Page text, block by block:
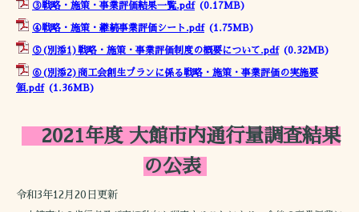
③戦略・施策・事業評価結果一覧.pdf(0.17MB)
④戦略・施策・継続事業評価シート.pdf(1.75MB)
⑤(別添1)戦略・施策・事業評価制度の概要について.pdf(0.32MB)
⑥(別添2)商工会創生プランに係る戦略・施策・事業評価の実施要
領.pdf(1.36MB)
2021年度 大館市内通行量調査結果
の公表
令和3年12月20日更新